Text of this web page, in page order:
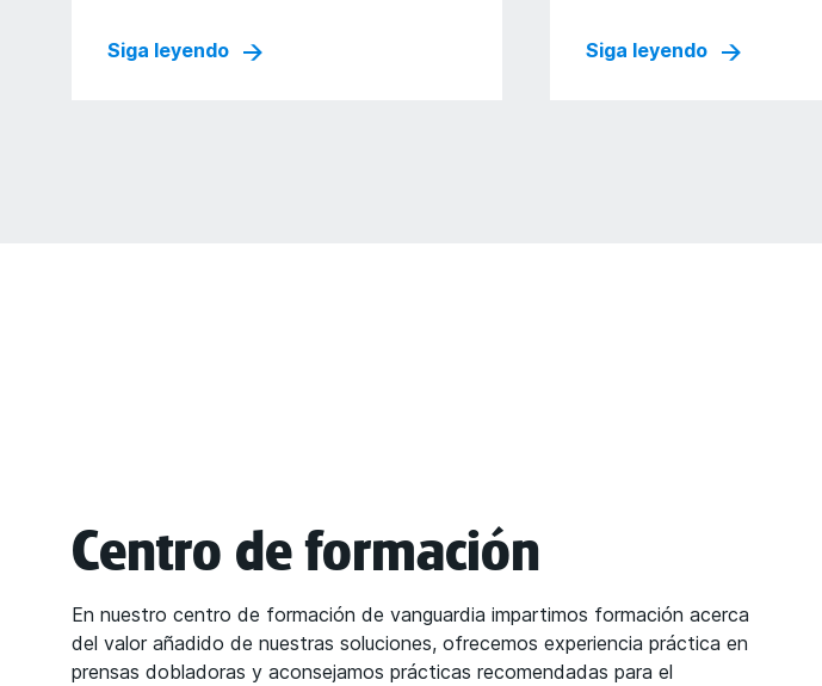
Siga leyendo Siga leyendo
Centro de formación
En nuestro centro de formación de vanguardia impartimos formación acerca
del valor añadido de nuestras soluciones, ofrecemos experiencia práctica en
prensas dobladoras y aconsejamos prácticas recomendadas para el